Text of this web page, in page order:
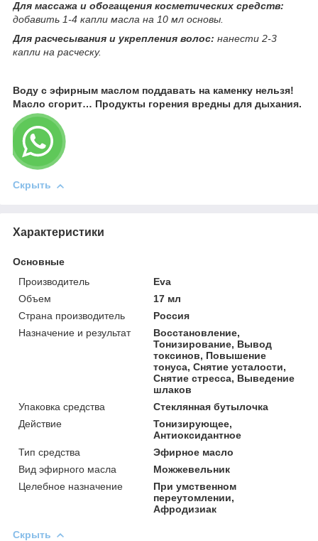
Для массажа и обогащения косметических средств:
добавить 1-4 капли масла на 10 мл основы.
Для расчесывания и укрепления волос: нанести 2-3
капли на расческу.
Воду с эфирным маслом поддавать на каменку нельзя!
Масло сгорит… Продукты горения вредны для дыхания.
Скрыть
Характеристики
Основные
Производитель
Eva
Объем
17 мл
Страна производитель
Россия
Назначение и результат
Восстановление,
Тонизирование, Вывод
токсинов, Повышение
тонуса, Снятие усталости,
Снятие стресса, Выведение
шлаков
Упаковка средства
Стеклянная бутылочка
Действие
Тонизирующее,
Антиоксидантное
Тип средства
Эфирное масло
Вид эфирного масла
Можжевельник
Целебное назначение
При умственном
переутомлении,
Афродизиак
Скрыть